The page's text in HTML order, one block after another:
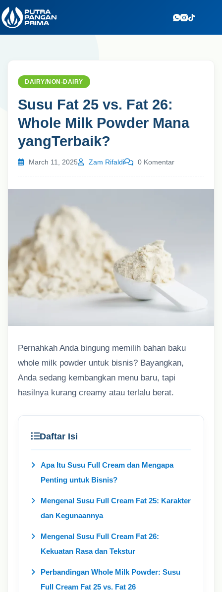
to
content
DAIRY/NON-DAIRY
Susu Fat 25 vs. Fat 26:
Whole Milk Powder Mana
yangTerbaik?
March 11, 2025 Zam Rifaldi 0 Komentar
Pernahkah Anda bingung memilih bahan baku
whole milk powder untuk bisnis? Bayangkan,
Anda sedang kembangkan menu baru, tapi
hasilnya kurang creamy atau terlalu berat.
Daftar Isi
Apa Itu Susu Full Cream dan Mengapa
Penting untuk Bisnis?
Mengenal Susu Full Cream Fat 25: Karakter
dan Kegunaannya
Mengenal Susu Full Cream Fat 26:
Kekuatan Rasa dan Tekstur
Perbandingan Whole Milk Powder: Susu
Full Cream Fat 25 vs. Fat 26